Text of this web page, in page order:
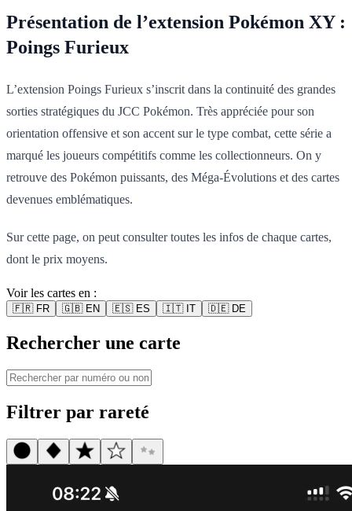
Présentation de l’extension Pokémon XY :
Poings Furieux
L’extension Poings Furieux s’inscrit dans la continuité des grandes
sorties stratégiques du JCC Pokémon. Très appréciée pour son
orientation offensive et son accent sur le type combat, cette série a
marqué les joueurs compétitifs comme les collectionneurs. On y
retrouve des Pokémon puissants, des Méga-Évolutions et des cartes
devenues emblématiques.
Sur cette page, on peut consulter toutes les infos de chaque cartes,
dont le prix moyens.
Voir les cartes en :
🇫🇷FR 🇬🇧EN 🇪🇸ES 🇮🇹IT 🇩🇪DE
Rechercher une carte
Filtrer par rareté